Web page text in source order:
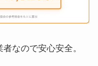
なので安心安全。